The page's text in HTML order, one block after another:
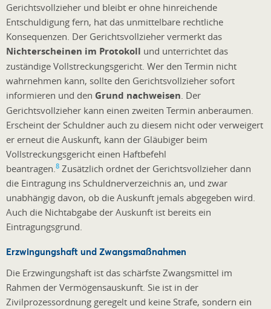
Gerichtsvollzieher und bleibt er ohne hinreichende
Entschuldigung fern, hat das unmittelbare rechtliche
Konsequenzen. Der Gerichtsvollzieher vermerkt das
Nichterscheinen im Protokoll und unterrichtet das
zuständige Vollstreckungsgericht. Wer den Termin nicht
wahrnehmen kann, sollte den Gerichtsvollzieher sofort
informieren und den Grund nachweisen . Der
Gerichtsvollzieher kann einen zweiten Termin anberaumen.
Erscheint der Schuldner auch zu diesem nicht oder verweigert
er erneut die Auskunft, kann der Gläubiger beim
Vollstreckungsgericht einen Haftbefehl
beantragen. 8 Zusätzlich ordnet der Gerichtsvollzieher dann
die Eintragung ins Schuldnerverzeichnis an, und zwar
unabhängig davon, ob die Auskunft jemals abgegeben wird.
Auch die Nichtabgabe der Auskunft ist bereits ein
Eintragungsgrund.
Erzwingungshaft und Zwangsmaßnahmen
Die Erzwingungshaft ist das schärfste Zwangsmittel im
Rahmen der Vermögensauskunft. Sie ist in der
Zivilprozessordnung geregelt und keine Strafe, sondern ein